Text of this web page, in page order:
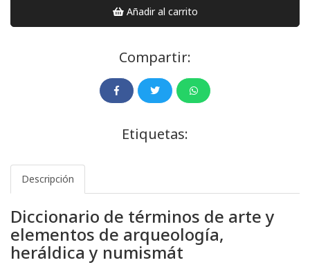
Añadir al carrito
Compartir:
Etiquetas:
Descripción
Diccionario de términos de arte y
elementos de arqueología,
heráldica y numismát